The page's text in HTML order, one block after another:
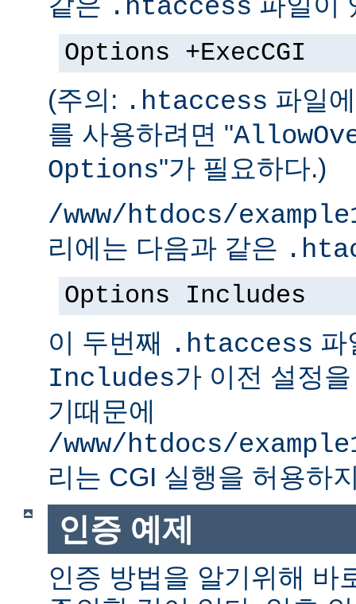
.htaccess
Options +ExecCGI
(주의: .htaccess 파일
를 사용하려면 "
Options"가 필요하다.)
/www/htdocs/
리에는 다음과 같은
Options Includes
이 두번째 .htaccess
Includes가 이전 설정
기때문에
/www/htdocs/
리는 CGI 실행을 허용하
인증 예제
인증 방법을 알기위해 바